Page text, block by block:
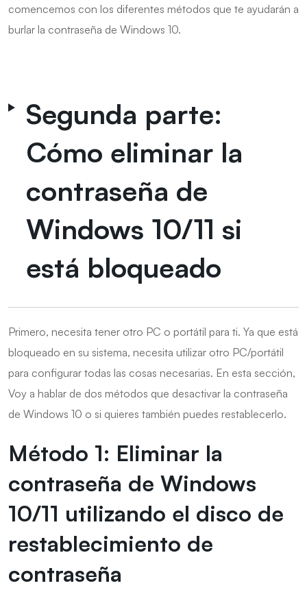
comencemos con los diferentes métodos que te ayudarán a
burlar la contraseña de Windows 10.
Segunda parte:
Cómo eliminar la
contraseña de
Windows 10/11 si
está bloqueado
Primero, necesita tener otro PC o portátil para ti. Ya que está
bloqueado en su sistema, necesita utilizar otro PC/portátil
para configurar todas las cosas necesarias. En esta sección,
Voy a hablar de dos métodos que desactivar la contraseña
de Windows 10 o si quieres también puedes restablecerlo.
Método 1: Eliminar la
contraseña de Windows
10/11 utilizando el disco de
restablecimiento de
contraseña